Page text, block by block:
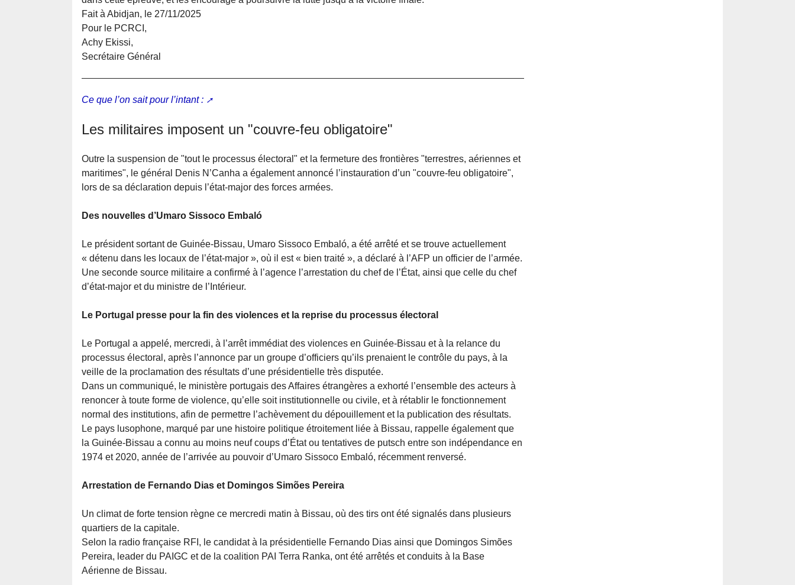
Fait à Abidjan, le 27/11/2025
Pour le PCRCI,
Achy Ekissi,
Secrétaire Général
Ce que l’on sait pour l’intant :
Les militaires imposent un "couvre-feu obligatoire"
Outre la suspension de "tout le processus électoral" et la fermeture des frontières "terrestres, aériennes et
maritimes", le général Denis N’Canha a également annoncé l’instauration d’un "couvre-feu obligatoire",
lors de sa déclaration depuis l’état-major des forces armées.
Des nouvelles d’Umaro Sissoco Embaló
Le président sortant de Guinée-Bissau, Umaro Sissoco Embaló, a été arrêté et se trouve actuellement
« détenu dans les locaux de l’état-major », où il est « bien traité », a déclaré à l’AFP un officier de l’armée.
Une seconde source militaire a confirmé à l’agence l’arrestation du chef de l’État, ainsi que celle du chef
d’état-major et du ministre de l’Intérieur.
Le Portugal presse pour la fin des violences et la reprise du processus électoral
Le Portugal a appelé, mercredi, à l’arrêt immédiat des violences en Guinée-Bissau et à la relance du
processus électoral, après l’annonce par un groupe d’officiers qu’ils prenaient le contrôle du pays, à la
veille de la proclamation des résultats d’une présidentielle très disputée.
Dans un communiqué, le ministère portugais des Affaires étrangères a exhorté l’ensemble des acteurs à
renoncer à toute forme de violence, qu’elle soit institutionnelle ou civile, et à rétablir le fonctionnement
normal des institutions, afin de permettre l’achèvement du dépouillement et la publication des résultats.
Le pays lusophone, marqué par une histoire politique étroitement liée à Bissau, rappelle également que
la Guinée-Bissau a connu au moins neuf coups d’État ou tentatives de putsch entre son indépendance en
1974 et 2020, année de l’arrivée au pouvoir d’Umaro Sissoco Embaló, récemment renversé.
Arrestation de Fernando Dias et Domingos Simões Pereira
Un climat de forte tension règne ce mercredi matin à Bissau, où des tirs ont été signalés dans plusieurs
quartiers de la capitale.
Selon la radio française RFI, le candidat à la présidentielle Fernando Dias ainsi que Domingos Simões
Pereira, leader du PAIGC et de la coalition PAI Terra Ranka, ont été arrêtés et conduits à la Base
Aérienne de Bissau.